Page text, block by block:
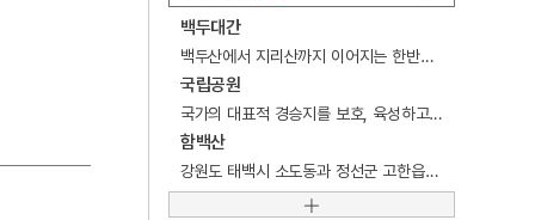
백두대간
백두산에서 지리산까지 이어지는 한반도의 가장 크고 긴 산줄기.
국립공원
국가의 대표적 경승지를 보호, 육성하고 국민의 보건 · 휴양 및 정서생활의 향상에 기여할 목적으로 국가가 지정 관리하는 공원.
함백산
강원도 태백시 소도동과 정선군 고한읍에 걸쳐 있는 산.